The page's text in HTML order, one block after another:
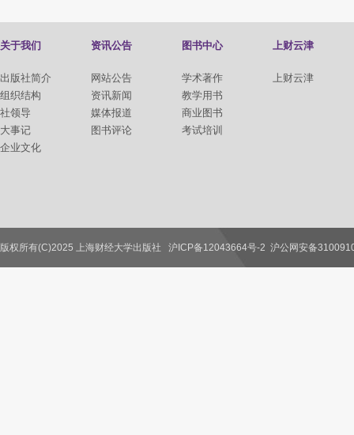
关于我们
出版社简介
组织结构
社领导
大事记
企业文化
资讯公告
网站公告
资讯新闻
媒体报道
图书评论
图书中心
学术著作
教学用书
商业图书
考试培训
上财云津
上财云津
联系我们
版权所有(C)2025 上海财经大学出版社 沪ICP备12043664号-2 沪公网安备